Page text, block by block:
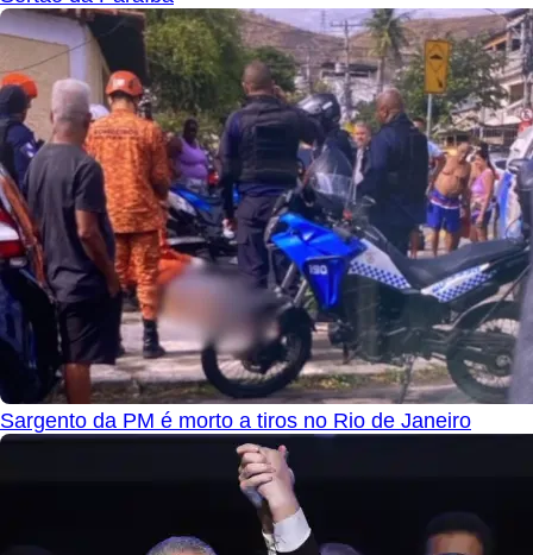
Sargento da PM é morto a tiros no Rio de Janeiro